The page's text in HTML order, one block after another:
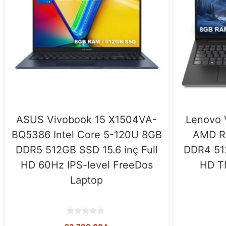
Lenovo ThinkBook 14 G7 IML
Intel Core Ultra 7-155H 16GB
DDR5 512GB 14 inç WUXGA
60Hz IPS FreeDos Laptop
(21MR0050TR)
Lenovo
Intel